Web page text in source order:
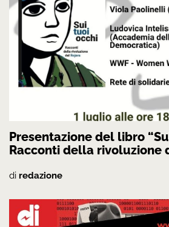
Presentazione del libro
Racconti della rivoluzione
di redazione